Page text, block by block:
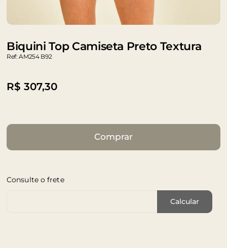
Biquini Top Camiseta Preto Textura
Ref: AM254 B92
R$ 307,30
Comprar
Consulte o frete
Calcular